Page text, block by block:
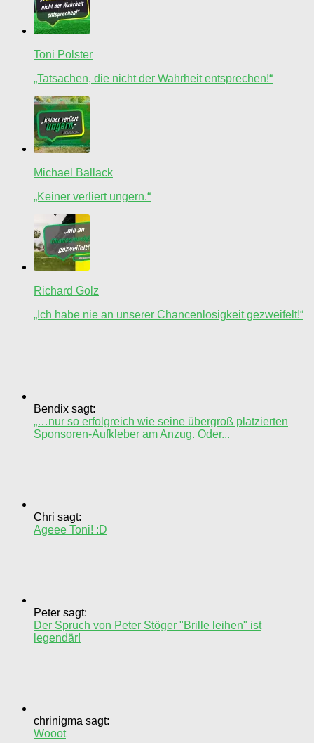
Toni Polster
„Tatsachen, die nicht der Wahrheit entsprechen!“
Michael Ballack
„Keiner verliert ungern.“
Richard Golz
„Ich habe nie an unserer Chancenlosigkeit gezweifelt!“
Bendix sagt:
„…nur so erfolgreich wie seine übergroß platzierten
Sponsoren-Aufkleber am Anzug. Oder...
Chri sagt:
Ageee Toni! :D
Peter sagt:
Der Spruch von Peter Stöger "Brille leihen" ist
legendär!
chrinigma sagt:
Wooot